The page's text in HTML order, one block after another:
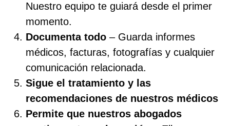
Nuestro equipo te guiará desde el primer
momento.
Documenta todo – Guarda informes
médicos, facturas, fotografías y cualquier
comunicación relacionada.
Sigue el tratamiento y las
recomendaciones de nuestros médicos
Permite que nuestros abogados